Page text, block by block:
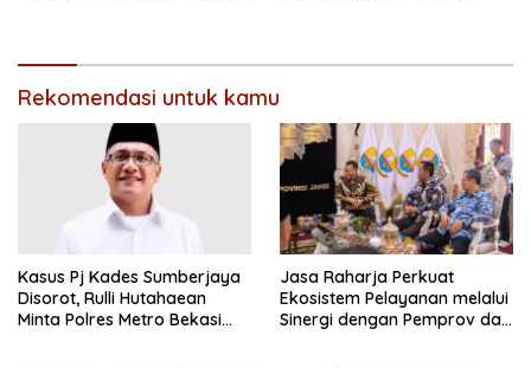
Rekomendasi untuk kamu
Kasus Pj Kades Sumberjaya
Disorot, Rulli Hutahaean
Minta Polres Metro Bekasi
Jasa Raharja Perkuat
Ekosistem Pelayanan melalui
Sinergi dengan Pemprov dan